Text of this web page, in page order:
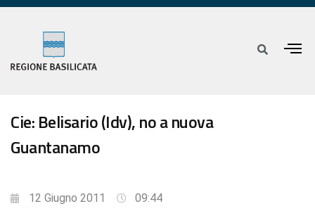
Cie: Belisario (Idv), no a nuova
Guantanamo
12 Giugno 2011 09:44